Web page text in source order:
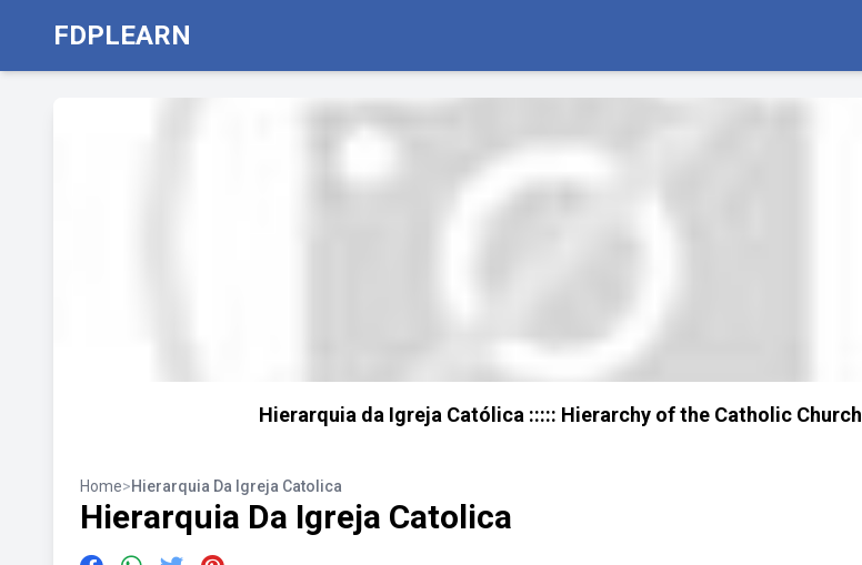
FDPLEARN
Hierarquia da Igreja Católica ::::: Hierarchy of the Catholic Church
Home>Hierarquia Da Igreja Catolica
Hierarquia Da Igreja Catolica